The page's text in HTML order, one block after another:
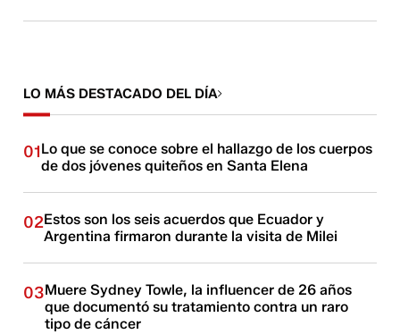
LO MÁS DESTACADO DEL DÍA
01Lo que se conoce sobre el hallazgo de los cuerpos
de dos jóvenes quiteños en Santa Elena
02Estos son los seis acuerdos que Ecuador y
Argentina firmaron durante la visita de Milei
03Muere Sydney Towle, la influencer de 26 años
que documentó su tratamiento contra un raro
tipo de cáncer